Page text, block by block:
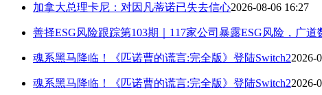
加拿大总理卡尼：对因凡蒂诺已失去信心2026-08-06 16:27
善择ESG风险跟踪第103期｜117家公司暴露ESG风险，广
魂系黑马降临！《匹诺曹的谎言:完全版》登陆Switch22026-
魂系黑马降临！《匹诺曹的谎言:完全版》登陆Switch22026-